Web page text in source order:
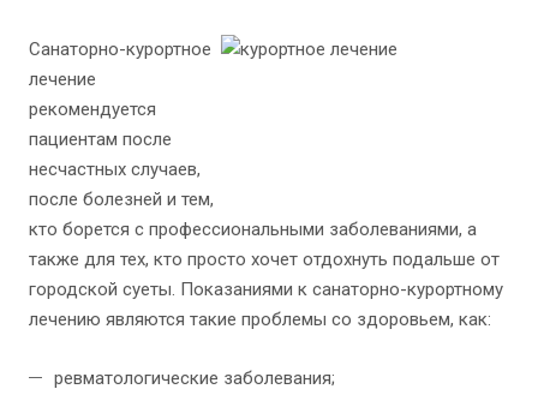
Санаторно-курортное
лечение
рекомендуется
пациентам после
несчастных случаев,
после болезней и тем,
кто борется с профессиональными заболеваниями, а
также для тех, кто просто хочет отдохнуть подальше от
городской суеты. Показаниями к санаторно-курортному
лечению являются такие проблемы со здоровьем, как:
ревматологические заболевания;